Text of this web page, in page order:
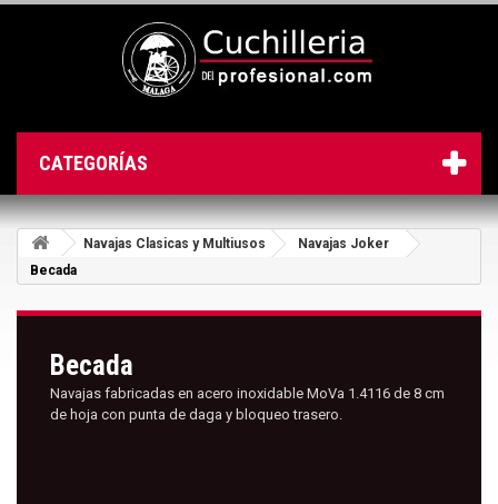
CATEGORÍAS
Navajas Clasicas y Multiusos
Navajas Joker
Becada
Becada
Navajas fabricadas en acero inoxidable MoVa 1.4116 de 8 cm
de hoja con punta de daga y bloqueo trasero.